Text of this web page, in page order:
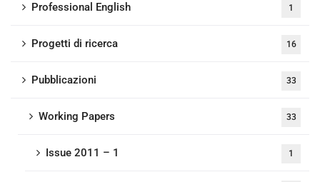
Professional English 1
Progetti di ricerca 16
Pubblicazioni 33
Working Papers 33
Issue 2011 – 1 1